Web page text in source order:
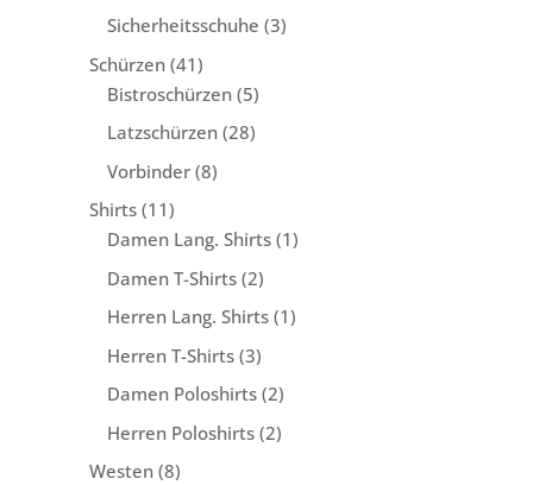
Produkte
Sicherheitsschuhe 33
Schürzen 4141
Produkte
Bistroschürzen 55
Produkte
Latzschürzen 2828
Vorbinder 88
Shirts 1111
Produkte
Damen Lang. Shirts 11
Damen T-Shirts 22
Produkte
Herren Lang. Shirts 11
Herren T-Shirts 33
Produkte
Damen Poloshirts 22
Produkte
Herren Poloshirts 22
Westen 88